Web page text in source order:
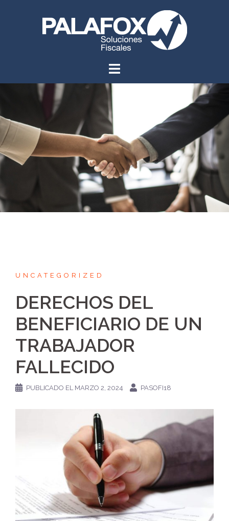
UNCATEGORIZED
DERECHOS DEL
BENEFICIARIO DE UN
TRABAJADOR
FALLECIDO
PUBLICADO EL MARZO 2, 2024 PASOFI18